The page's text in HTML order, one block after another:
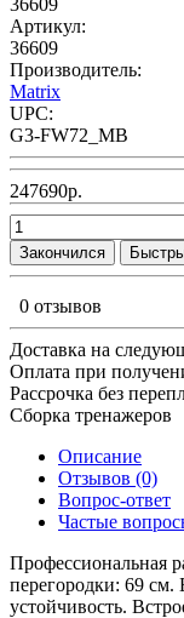
Артикул:
36609
Производитель:
Matrix
UPC:
G3-FW72_MB
247690р.
Закончился
0 отзывов
Доставка на
Оплата при
Рассрочка без
Сборка тренажеров
Описание
Отзывов (0)
Вопрос-ответ
Частые
Профессиональная
перегородки: 69 см.
устойчивость.